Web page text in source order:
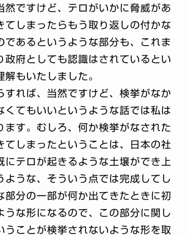
然ですけど、テロがいかに脅威があ
てしまったらもう取り返しの付かな
であるというような部分も、これま
政府としても認識はされているとい
解もいたしました。
すれば、当然ですけど、検挙がなか
くてもいいというような話では私は
ます。むしろ、何か検挙がなされた
てしまったということは、日本の社
にテロが起きるような土壌ができ上
ような、そういう点では完成してし
部分の一部が何か出てきたときに初
うな形になるので、この部分に関し
うことが検挙されないような形を取